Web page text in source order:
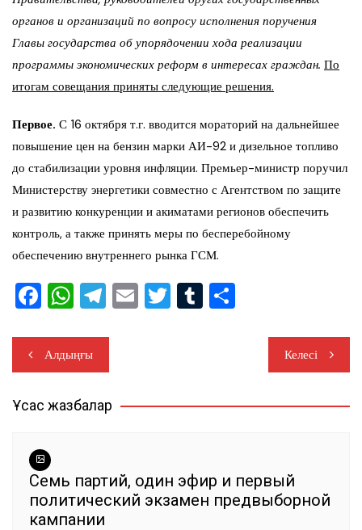
органов и организаций по вопросу исполнения поручения
Главы государства об упорядочении хода реализации
программы экономических реформ в интересах граждан. По
итогам совещания приняты следующие решения.
Первое. С 16 октября т.г. вводится мораторий на дальнейшее
повышение цен на бензин марки АИ-92 и дизельное топливо
до стабилизации уровня инфляции. Премьер-министр поручил
Министерству энергетики совместно с Агентством по защите
и развитию конкуренции и акиматами регионов обеспечить
контроль, а также принять меры по бесперебойному
обеспечению внутреннего рынка ГСМ.
F
c
e
b
o
k
W
at
s
A
T
e
gr
a
m
E T T
r ть
Навигация
по
записям
Алдыңғы Келесі
Ұқсас жазбалар
Семь партий, один эфир и первый
политический экзамен предвыборной
кампании